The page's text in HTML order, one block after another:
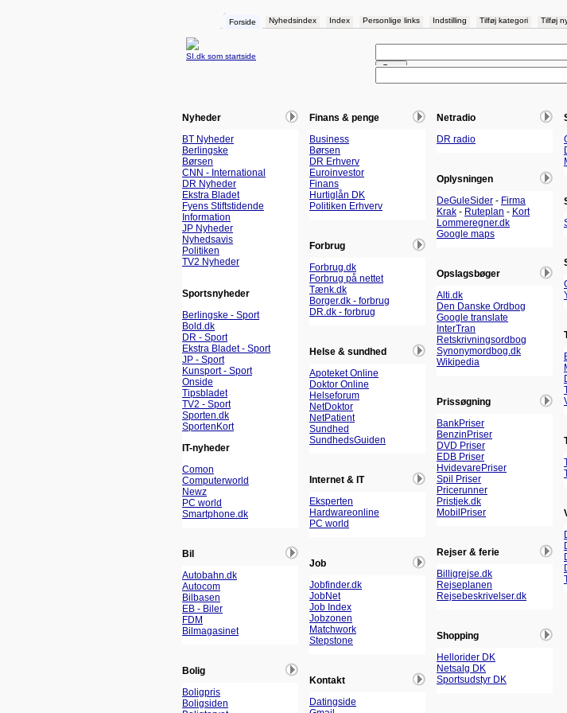
Forside Nyhedsindex Index Personlige links Indstilling Tilføj kategori Tilføj
SI.dk som startside
Nyheder
BT Nyheder
Berlingske
Børsen
CNN - International
DR Nyheder
Ekstra Bladet
Fyens Stiftstidende
Information
JP Nyheder
Nyhedsavis
Politiken
TV2 Nyheder
Sportsnyheder
Berlingske - Sport
Bold.dk
DR - Sport
Ekstra Bladet - Sport
JP - Sport
Kunsport - Sport
Onside
Tipsbladet
TV2 - Sport
Sporten.dk
SportenKort
IT-nyheder
Comon
Computerworld
Newz
PC world
Smartphone.dk
Bil
Autobahn.dk
Autocom
Bilbasen
EB - Biler
FDM
Bilmagasinet
Bolig
Boligpris
Boligsiden
Finans & penge
Business
Børsen
DR Erhverv
Euroinvestor
Finans
Hurtiglån DK
Politiken Erhverv
Forbrug
Forbrug.dk
Forbrug på nettet
Tænk.dk
Borger.dk - forbrug
DR.dk - forbrug
Helse & sundhed
Apoteket Online
Doktor Online
Helseforum
NetDoktor
NetPatient
Sundhed
SundhedsGuiden
Internet & IT
Eksperten
Hardwareonline
PC world
Job
Jobfinder.dk
JobNet
Job Index
Jobzonen
Matchwork
Stepstone
Kontakt
Datingside
Netradio
DR radio
Oplysningen
DeGuleSider - Firma
Krak - Ruteplan - Kort
Lommeregner.dk
Google maps
Opslagsbøger
Alti.dk
Den Danske Ordbog
Google translate
InterTran
Retskrivningsordbog
Synonymordbog.dk
Wikipedia
Prissøgning
BankPriser
BenzinPriser
DVD Priser
EDB Priser
HvidevarePriser
Spil Priser
Pricerunner
Pristjek.dk
MobilPriser
Rejser & ferie
Billigrejse.dk
Rejseplanen
Rejsebeskrivelser.dk
Shopping
Hellorider DK
Netsalg DK
Sportsudstyr DK